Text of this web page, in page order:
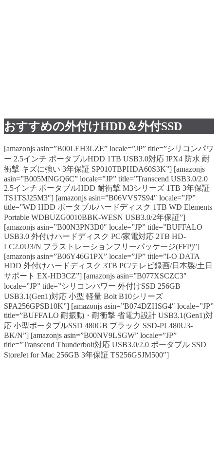
おすすめの外付けHDD＆外付SSD
[amazonjs asin=”B00LEH3LZE” locale=”JP” title=”シリコンパワ
ー 2.5インチ ポータブルHDD 1TB USB3.0対応 IPX4 防水 耐
衝撃 キズに強い 3年保証 SP010TBPHDA60S3K”] [amazonjs
asin=”B005MNGQ6C” locale=”JP” title=”Transcend USB3.0/2.0
2.5インチ ポータブルHDD 耐衝撃 M3シリーズ 1TB 3年保証
TS1TSJ25M3″] [amazonjs asin=”B06VVS7S94″ locale=”JP”
title=”WD HDD ポータブルハードディスク 1TB WD Elements
Portable WDBUZG0010BBK-WESN USB3.0/2年保証”]
[amazonjs asin=”B00N3PN3D0″ locale=”JP” title=”BUFFALO
USB3.0 外付けハードディスク PC/家電対応 2TB HD-
LC2.0U3/N フラストレーションフリーパッケージ(FFP)”]
[amazonjs asin=”B06Y46G1PX” locale=”JP” title=”I-O DATA
HDD 外付けハードディスク 3TB PC/テレビ録画/日本製/土日
サポート EX-HD3CZ”] [amazonjs asin=”B077XSCZC3″
locale=”JP” title=”シリコンパワー 外付けSSD 256GB
USB3.1(Gen1)対応 小型 軽量 Bolt B10シリーズ
SPA256GPSB10K”] [amazonjs asin=”B074DZHSG4″ locale=”JP”
title=”BUFFALO 耐振動・耐衝撃 省電力設計 USB3.1(Gen1)対
応 小型ポータブルSSD 480GB ブラック SSD-PL480U3-
BK/N”] [amazonjs asin=”B00NV9LSGW” locale=”JP”
title=”Transcend Thunderbolt対応 USB3.0/2.0 ポータブル SSD
StoreJet for Mac 256GB 3年保証 TS256GSJM500″]